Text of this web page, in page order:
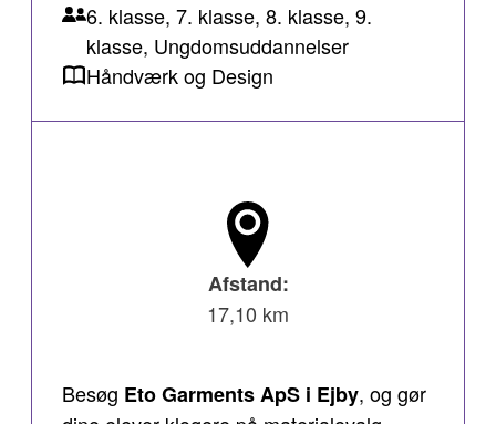
6. klasse, 7. klasse, 8. klasse, 9.
klasse, Ungdomsuddannelser
Håndværk og Design
Afstand:
17,10 km
Besøg Eto Garments ApS i Ejby, og gør